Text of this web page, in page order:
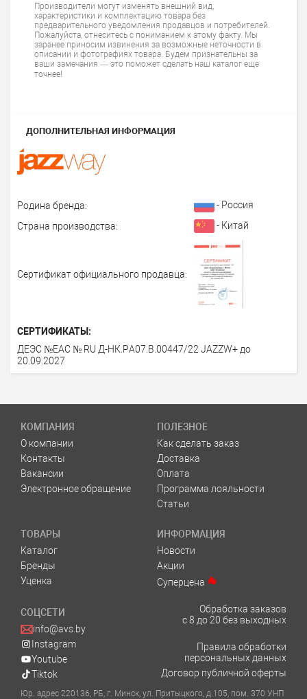
Производители могут изменять внешний вид,
характеристики и комплектацию товара без
предварительного уведомления продавцов и потребителей.
Пожалуйста, отнеситесь с пониманием к этому факту. Мы
заранее приносим извинения за возможные неточности в
описании и фотографиях товара. Будем признательны за
ваши замечания — это поможет сделать наш каталог еще
точнее!
ДОПОЛНИТЕЛЬНАЯ ИНФОРМАЦИЯ
Родина бренда:
- Россия
Страна производства:
- Китай
Сертификат официального продавца:
СЕРТИФИКАТЫ:
ДЕЭС №ЕАС № RU Д-НК.PА07.B.00447/22 JAZZW+ до
20.09.2027
КОМПАНИЯ
О компании
Контакты
Вакансии
Электронное обращение
ПОЛЕЗНОЕ
Как сделать заказ
Доставка
Оплата
Программа лояльности
Статьи
ТОВАРЫ
Каталог
Бренды
Уценка
ИНФОРМАЦИЯ
Новости
Акции
Суперцена
СОЦСЕТИ
info@avs.by
Instagram
Youtube
Tiktok
Обработка заказов
с 8 до 20 без выходных
Правила обработки
персональных данных
Договор публичной оферты
Юр. адрес 220136, РБ, г. Минск, ул. Притыцкого, д.105, пом. 370 УНП